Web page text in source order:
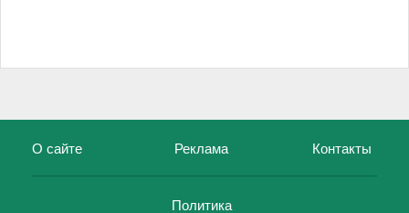
О сайте Реклама Контакты
Политика